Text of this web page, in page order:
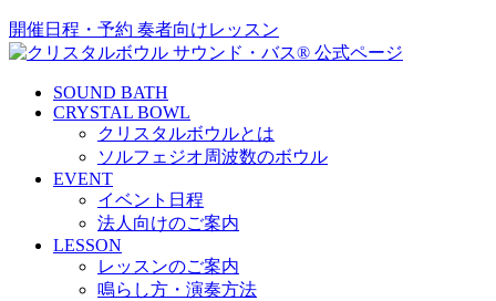
開催日程・予約 奏者向けレッスン
SOUND BATH
CRYSTAL BOWL
クリスタルボウルとは
ソルフェジオ周波数のボウル
EVENT
イベント日程
法人向けのご案内
LESSON
レッスンのご案内
鳴らし方・演奏方法